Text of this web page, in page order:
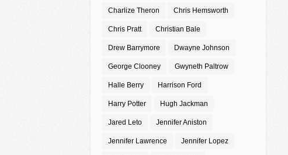
Charlize Theron Chris Hemsworth
Chris Pratt Christian Bale
Drew Barrymore Dwayne Johnson
George Clooney Gwyneth Paltrow
Halle Berry Harrison Ford
Harry Potter Hugh Jackman
Jared Leto Jennifer Aniston
Jennifer Lawrence Jennifer Lopez